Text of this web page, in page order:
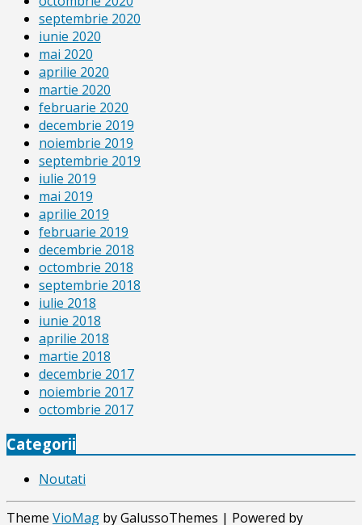
septembrie 2020
iunie 2020
mai 2020
aprilie 2020
martie 2020
februarie 2020
decembrie 2019
noiembrie 2019
septembrie 2019
iulie 2019
mai 2019
aprilie 2019
februarie 2019
decembrie 2018
octombrie 2018
septembrie 2018
iulie 2018
iunie 2018
aprilie 2018
martie 2018
decembrie 2017
noiembrie 2017
octombrie 2017
Categorii
Noutati
Theme VioMag by GalussoThemes | Powered by